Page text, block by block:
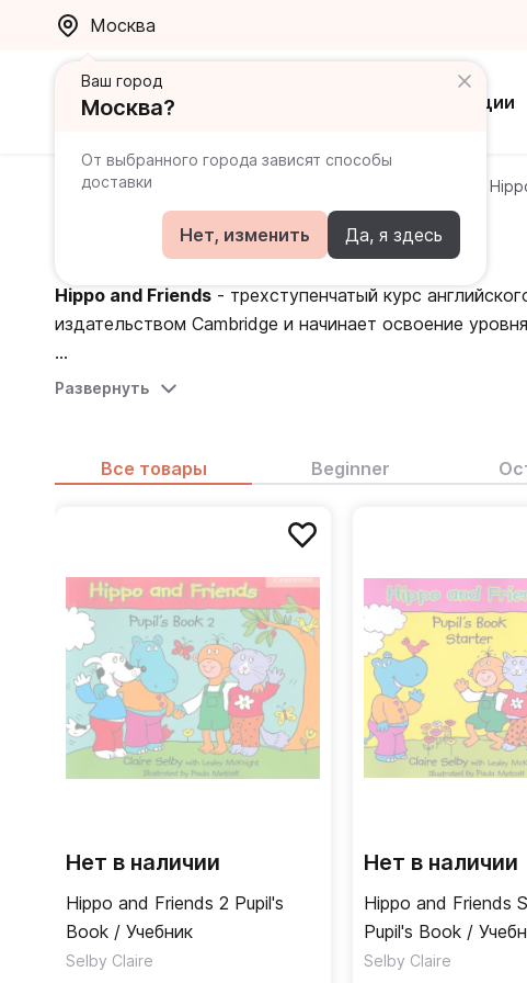
Москва
Акции
Ваш город
Москва?
От выбранного города зависят способы
доставки
Нет, изменить Да, я здесь
Главная Каталог
Hippo and Friends
Hippo and Friends - трехступенчатый курс
издательством Cambridge и начинает освоение
ЛинейкаHippo and Friends
мелкую моторику.
направлен на отработку навыков
последующего изучения английского языка.
Развернуть
Все товары Beginner
Нет в наличии
Hippo and Friends 2 Pupil's
Book / Учебник
Selby Claire
Нет в наличии
Hippo and Friends
Pupil's Book /
Selby Claire